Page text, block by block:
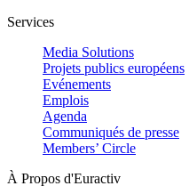
Services
Media Solutions
Projets publics européens
Evénements
Emplois
Agenda
Communiqués de presse
Members’ Circle
À Propos d'Euractiv